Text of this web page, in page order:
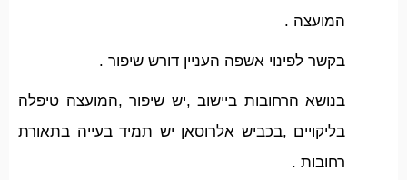
המועצה .
בקשר לפינוי אשפה העניין דורש שיפור .
בנושא הרחובות ביישוב ,יש שיפור ,המועצה טיפלה
בליקויים ,בכביש אלרוסאן יש תמיד בעייה בתאורת
רחובות .